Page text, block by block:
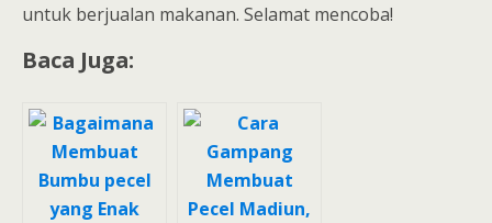
untuk berjualan makanan. Selamat mencoba!
Baca Juga: